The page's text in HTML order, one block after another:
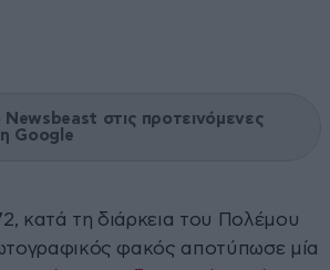
στις προτεινόμενες
Google
κατά τη διάρκεια του Πολέμου
φακός αποτύπωσε μία